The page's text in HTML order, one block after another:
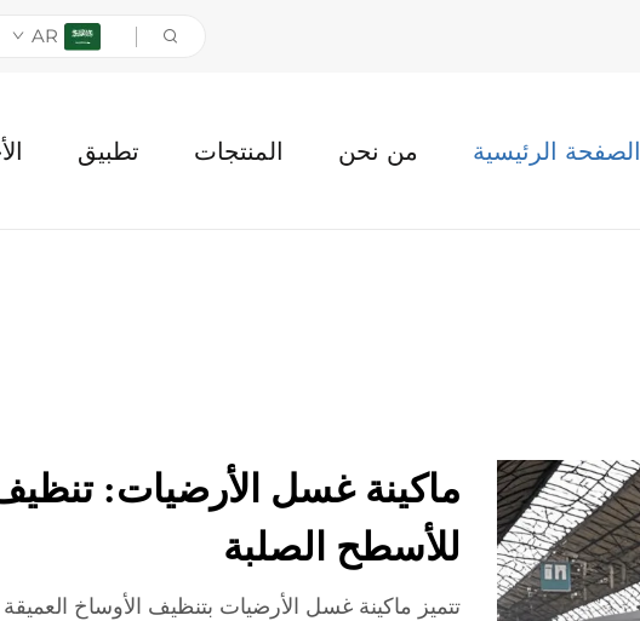
AR
الصفحة الرئيسية من نحن المنتجات تطبيق
ماكينة غسل الأرضيات:
للأسطح الصلبة
تتميز ماكينة غسل الأرضيات بتنظيف الأوساخ